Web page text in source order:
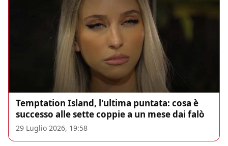
Temptation Island, l'ultima puntata: cosa è
successo alle sette coppie a un mese dai falò
29 Luglio 2026, 19:58